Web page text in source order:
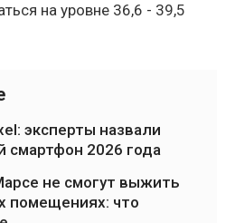
на уровне 36,6 - 39,5
эксперты назвали
2026 года
не смогут выжить
помещениях: что